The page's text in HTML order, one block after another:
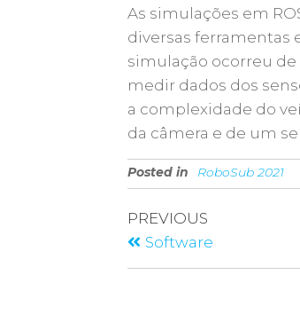
As simulações em
diversas ferramentas
simulação ocorreu
medir dados dos
a complexidade do
da câmera e de um
Posted in RoboSub 2021
PREVIOUS
Software